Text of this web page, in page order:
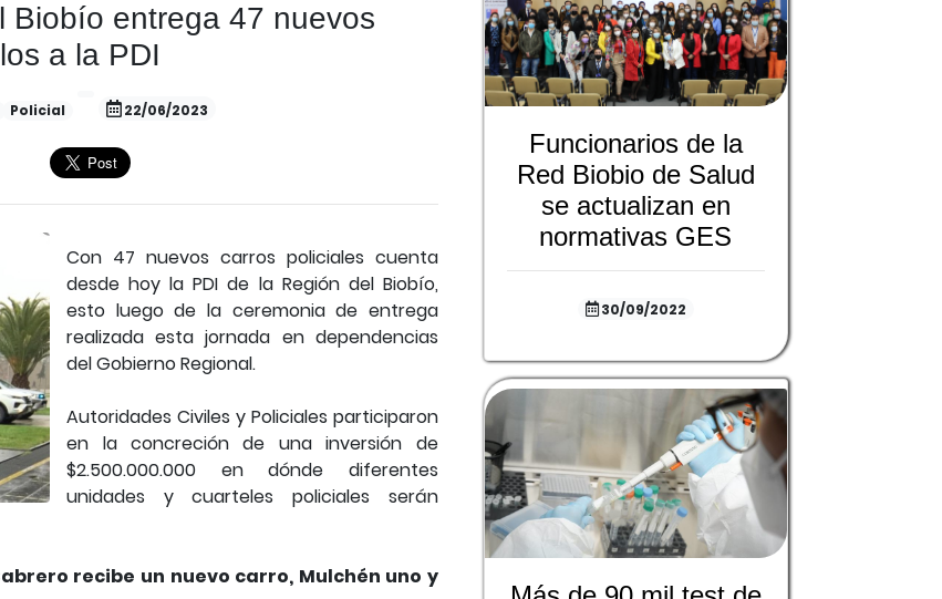
Biobío entrega 47 nuevos
a la PDI
Policial 22/06/2023
Con 47 nuevos carros policiales cuenta
desde hoy la PDI de la Región del Biobío,
esto luego de la ceremonia de entrega
realizada esta jornada en dependencias
del Gobierno Regional.
Autoridades Civiles y Policiales participaron
en la concreción de una inversión de
$2.500.000.000 en dónde diferentes
unidades y cuarteles policiales serán
recibe un nuevo carro, Mulchén uno y
Funcionarios de la
Red Biobio de Salud
se actualizan en
normativas GES
30/09/2022